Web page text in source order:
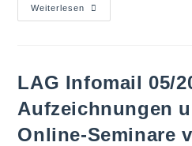
Weiterlesen
LAG Infomail 05/
Aufzeichnungen
Online-Seminare